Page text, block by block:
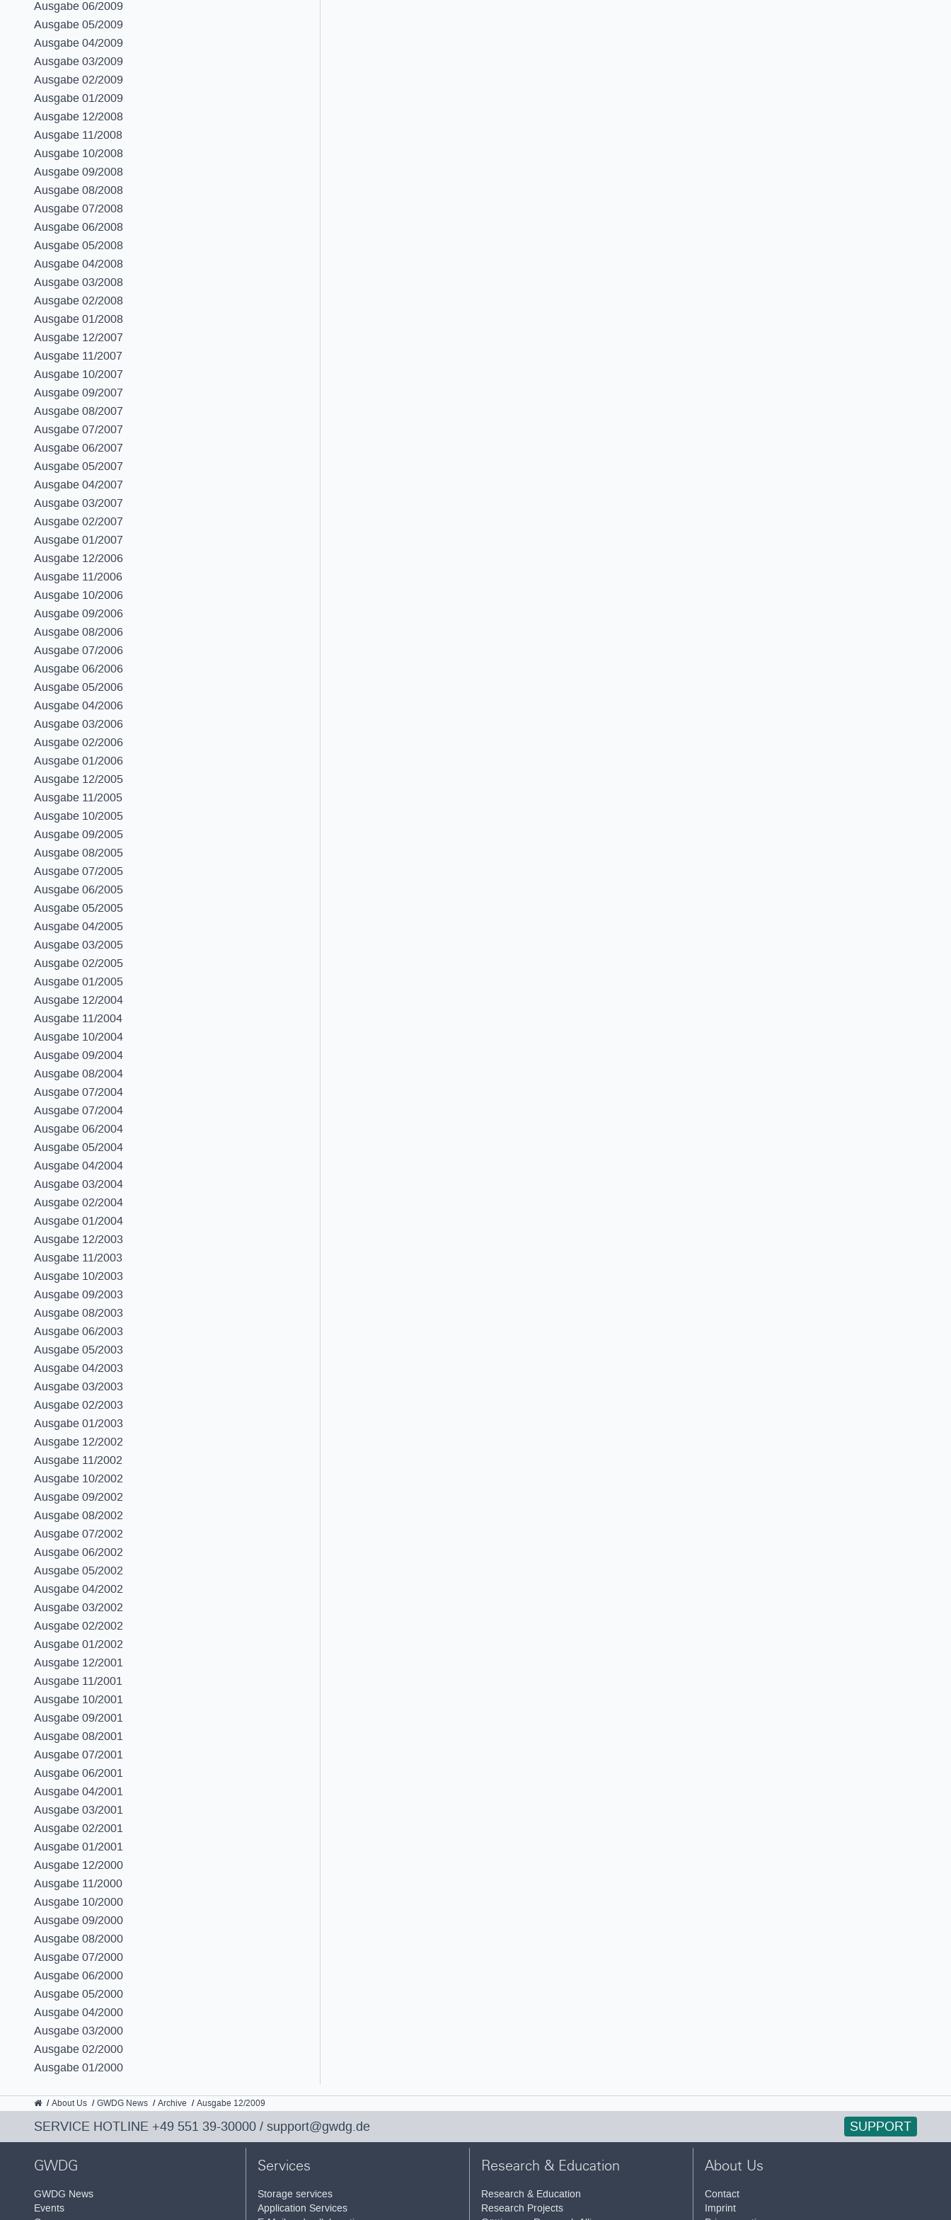
Ausgabe 06/2009
Ausgabe 05/2009
Ausgabe 04/2009
Ausgabe 03/2009
Ausgabe 02/2009
Ausgabe 01/2009
Ausgabe 12/2008
Ausgabe 11/2008
Ausgabe 10/2008
Ausgabe 09/2008
Ausgabe 08/2008
Ausgabe 07/2008
Ausgabe 06/2008
Ausgabe 05/2008
Ausgabe 04/2008
Ausgabe 03/2008
Ausgabe 02/2008
Ausgabe 01/2008
Ausgabe 12/2007
Ausgabe 11/2007
Ausgabe 10/2007
Ausgabe 09/2007
Ausgabe 08/2007
Ausgabe 07/2007
Ausgabe 06/2007
Ausgabe 05/2007
Ausgabe 04/2007
Ausgabe 03/2007
Ausgabe 02/2007
Ausgabe 01/2007
Ausgabe 12/2006
Ausgabe 11/2006
Ausgabe 10/2006
Ausgabe 09/2006
Ausgabe 08/2006
Ausgabe 07/2006
Ausgabe 06/2006
Ausgabe 05/2006
Ausgabe 04/2006
Ausgabe 03/2006
Ausgabe 02/2006
Ausgabe 01/2006
Ausgabe 12/2005
Ausgabe 11/2005
Ausgabe 10/2005
Ausgabe 09/2005
Ausgabe 08/2005
Ausgabe 07/2005
Ausgabe 06/2005
Ausgabe 05/2005
Ausgabe 04/2005
Ausgabe 03/2005
Ausgabe 02/2005
Ausgabe 01/2005
Ausgabe 12/2004
Ausgabe 11/2004
Ausgabe 10/2004
Ausgabe 09/2004
Ausgabe 08/2004
Ausgabe 07/2004
Ausgabe 07/2004
Ausgabe 06/2004
Ausgabe 05/2004
Ausgabe 04/2004
Ausgabe 03/2004
Ausgabe 02/2004
Ausgabe 01/2004
Ausgabe 12/2003
Ausgabe 11/2003
Ausgabe 10/2003
Ausgabe 09/2003
Ausgabe 08/2003
Ausgabe 06/2003
Ausgabe 05/2003
Ausgabe 04/2003
Ausgabe 03/2003
Ausgabe 02/2003
Ausgabe 01/2003
Ausgabe 12/2002
Ausgabe 11/2002
Ausgabe 10/2002
Ausgabe 09/2002
Ausgabe 08/2002
Ausgabe 07/2002
Ausgabe 06/2002
Ausgabe 05/2002
Ausgabe 04/2002
Ausgabe 03/2002
Ausgabe 02/2002
Ausgabe 01/2002
Ausgabe 12/2001
Ausgabe 11/2001
Ausgabe 10/2001
Ausgabe 09/2001
Ausgabe 08/2001
Ausgabe 07/2001
Ausgabe 06/2001
Ausgabe 04/2001
Ausgabe 03/2001
Ausgabe 02/2001
Ausgabe 01/2001
Ausgabe 12/2000
Ausgabe 11/2000
Ausgabe 10/2000
Ausgabe 09/2000
Ausgabe 08/2000
Ausgabe 07/2000
Ausgabe 06/2000
Ausgabe 05/2000
Ausgabe 04/2000
Ausgabe 03/2000
Ausgabe 02/2000
Ausgabe 01/2000
GWDG
About Us GWDG News Archive Ausgabe 12/2009
SERVICE HOTLINE +49 551 39-30000 / support@gwdg.de SUPPORT
GWDG
GWDG News
Events
Services
Storage services
Application Services
Research & Education
Research & Education
Research Projects
About Us
Contact
Imprint